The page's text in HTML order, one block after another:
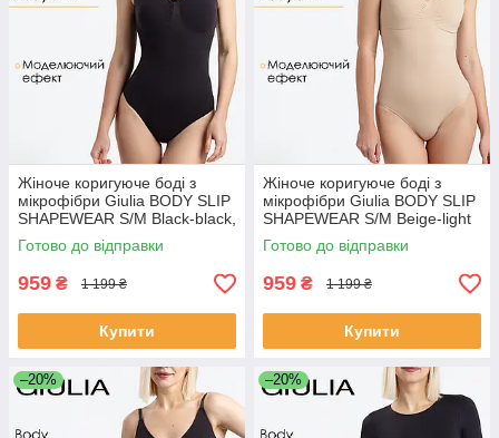
Жіноче коригуюче боді з
мікрофібри Giulia BODY SLIP
SHAPEWEAR S/M Black-black,
повсякденне боді сліпи, з
моделюючим ефектом
Готово до відправки
959 ₴ 1 199 ₴
Купити
Жіноче коригуюче боді з
мікрофібри Giulia BODY SLIP
SHAPEWEAR S/M Beige-light
nude, повсякденне боді
сліпи, моделююче
Готово до відправки
959 ₴ 1 199 ₴
Купити
–20% –20%